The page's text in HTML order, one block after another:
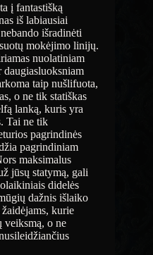
į fantastišką
iš labiausiai
išradinėti
mokėjimo linijų.
nuolatiniam
taip nušlifuota,
o ne tik statiškas
lanką, kuris yra
Tai ne tik
pagrindinės
pagrindiniam
maksimalus
jūsų statymą, gali
didelės
dažnis išlaiko
kurie
veiksmą, o ne